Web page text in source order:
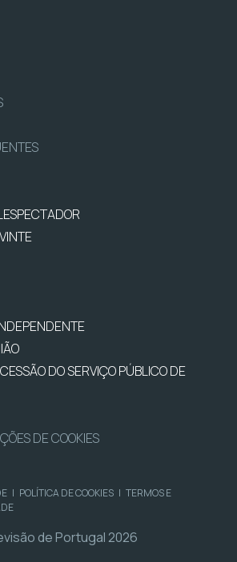
DO SERVIÇO PÚBLICO DE
DE COOKIES
| POLÍTICA DE COOKIES | TERMOS E
de Portugal 2026